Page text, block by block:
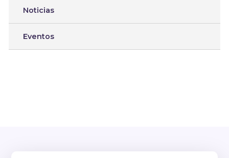
Noticias
Eventos